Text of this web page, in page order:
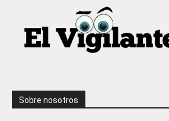
Sobre nosotros